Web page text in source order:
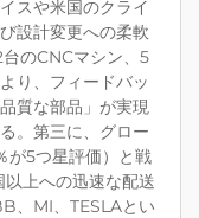
スや米国のクライ
設計変更への柔軟
のCNCマシン、5
り、フィードバッ
質な部品」が実現
。第三に、グロー
が5つ星評価）と戦
上への迅速な配送
、MI、TESLAとい